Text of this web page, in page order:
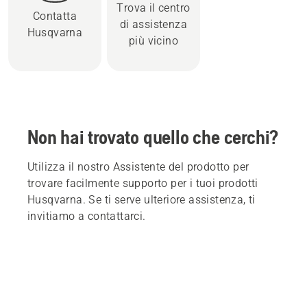
Contatta
Husqvarna
Trova il centro
di assistenza
più vicino
Non hai trovato quello che cerchi?
Utilizza il nostro Assistente del prodotto per
trovare facilmente supporto per i tuoi prodotti
Husqvarna. Se ti serve ulteriore assistenza, ti
invitiamo a contattarci.